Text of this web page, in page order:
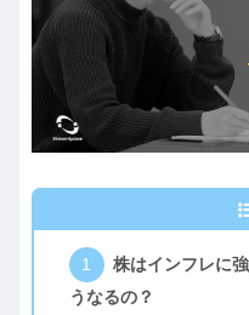
株はインフレに
うなるの？